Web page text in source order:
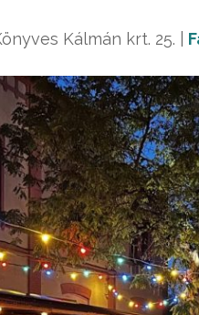
Kálmán krt. 25. |